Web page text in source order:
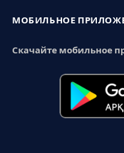
МОБИЛЬНОЕ
Скачайте мобильное